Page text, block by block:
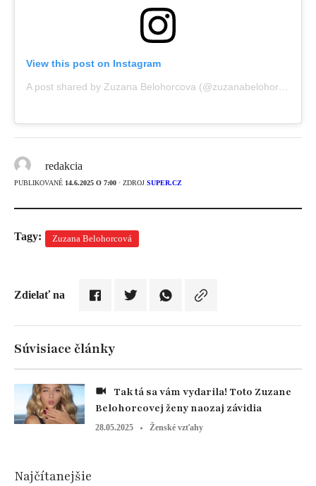
View this post on Instagram
A post shared by Zuzana Belohorcova (@zuzanabelohorcova)
redakcia
PUBLIKOVANÉ 14.6.2025 O 7:00 · ZDROJ SUPER.CZ
Tagy: Zuzana Belohorcová
Zdielať na
Súvisiace články
Belohorcovej ženy naozaj závidia
28.05.2025 Ženské vzťahy
Najčítanejšie